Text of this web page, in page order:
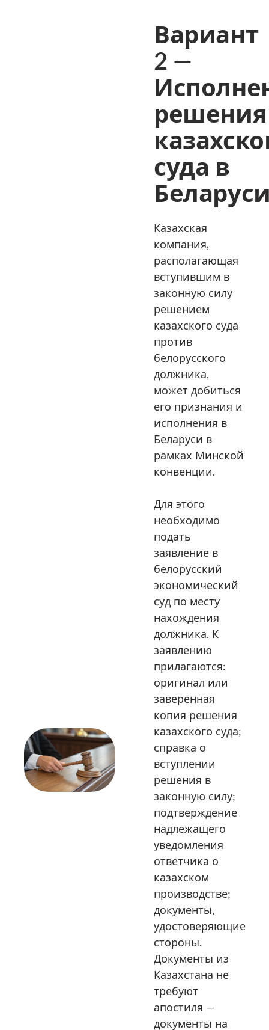
Вариант
2 —
решения
суда в
Казахская
компания,
располагающая
вступившим в
законную силу
решением
казахского суда
против
белорусского
должника,
может добиться
его признания и
исполнения в
Беларуси в
рамках Минской
конвенции.
Для этого
необходимо
подать
заявление в
белорусский
экономический
суд по месту
нахождения
должника. К
заявлению
прилагаются:
оригинал или
заверенная
копия решения
казахского суда;
справка о
вступлении
решения в
законную силу;
подтверждение
надлежащего
уведомления
ответчика о
казахском
производстве;
документы,
удостоверяющие
стороны.
Документы из
Казахстана не
требуют
апостиля —
документы на